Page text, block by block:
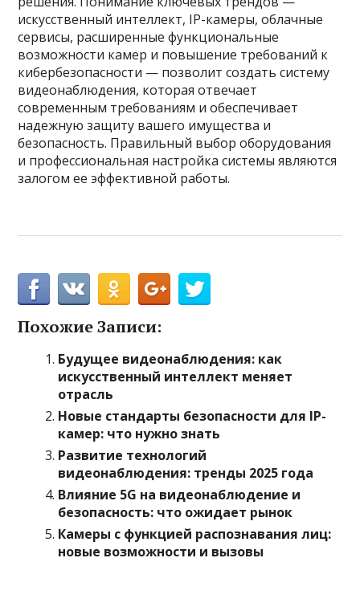
искусственный интеллект, IP-камеры, облачные
сервисы, расширенные функциональные
возможности камер и повышение требований к
кибербезопасности — позволит создать систему
видеонаблюдения, которая отвечает
современным требованиям и обеспечивает
надежную защиту вашего имущества и
безопасность. Правильный выбор оборудования
и профессиональная настройка системы являются
залогом ее эффективной работы.
Похожие Записи:
Будущее видеонаблюдения: как
искусственный интеллект меняет
отрасль
Новые стандарты безопасности для IP-
камер: что нужно знать
Развитие технологий
видеонаблюдения: тренды 2025 года
Влияние 5G на видеонаблюдение и
безопасность: что ожидает рынок
Камеры с функцией распознавания лиц:
новые возможности и вызовы